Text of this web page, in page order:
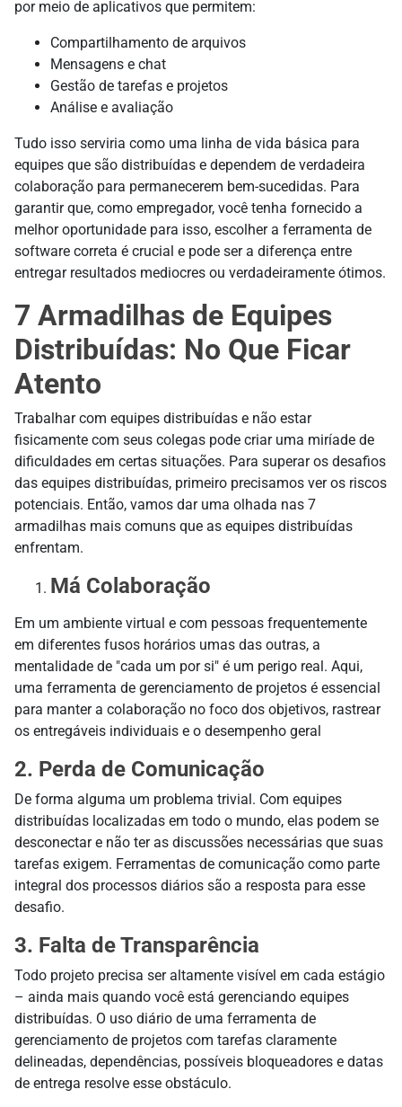
por meio de aplicativos que permitem:
Compartilhamento de arquivos
Mensagens e chat
Gestão de tarefas e projetos
Análise e avaliação
Tudo isso serviria como uma linha de vida básica para
equipes que são distribuídas e dependem de verdadeira
colaboração para permanecerem bem-sucedidas. Para
garantir que, como empregador, você tenha fornecido a
melhor oportunidade para isso, escolher a ferramenta de
software correta é crucial e pode ser a diferença entre
entregar resultados mediocres ou verdadeiramente ótimos.
7 Armadilhas de Equipes
Distribuídas: No Que Ficar
Atento
Trabalhar com equipes distribuídas e não estar
fisicamente com seus colegas pode criar uma miríade de
dificuldades em certas situações. Para superar os desafios
das equipes distribuídas, primeiro precisamos ver os riscos
potenciais. Então, vamos dar uma olhada nas 7
armadilhas mais comuns que as equipes distribuídas
enfrentam.
Má Colaboração
Em um ambiente virtual e com pessoas frequentemente
em diferentes fusos horários umas das outras, a
mentalidade de "cada um por si" é um perigo real. Aqui,
uma ferramenta de gerenciamento de projetos é essencial
para manter a colaboração no foco dos objetivos, rastrear
os entregáveis individuais e o desempenho geral
2. Perda de Comunicação
De forma alguma um problema trivial. Com equipes
distribuídas localizadas em todo o mundo, elas podem se
desconectar e não ter as discussões necessárias que suas
tarefas exigem. Ferramentas de comunicação como parte
integral dos processos diários são a resposta para esse
desafio.
3. Falta de Transparência
Todo projeto precisa ser altamente visível em cada estágio
– ainda mais quando você está gerenciando equipes
distribuídas. O uso diário de uma ferramenta de
gerenciamento de projetos com tarefas claramente
delineadas, dependências, possíveis bloqueadores e datas
de entrega resolve esse obstáculo.